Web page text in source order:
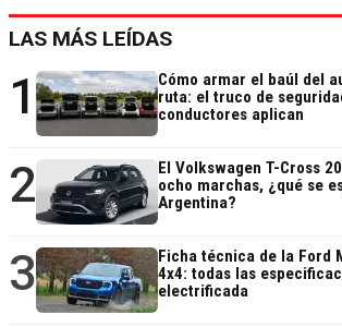
LAS MÁS LEÍDAS
1
Cómo armar el baúl del
ruta: el truco de
conductores aplican
2
El Volkswagen T-Cross
ocho marchas, ¿qué se
Argentina?
3
Ficha técnica de la Ford
4x4: todas las
electrificada